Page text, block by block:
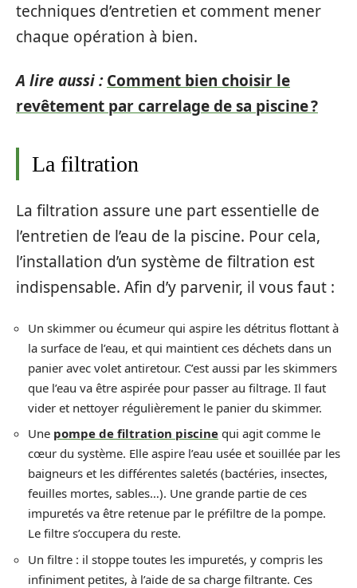
techniques d’entretien et comment mener
chaque opération à bien.
A lire aussi : Comment bien choisir le
revêtement par carrelage de sa piscine ?
La filtration
La filtration assure une part essentielle de
l’entretien de l’eau de la piscine. Pour cela,
l’installation d’un système de filtration est
indispensable. Afin d’y parvenir, il vous faut :
Un skimmer ou écumeur qui aspire les détritus flottant à
la surface de l’eau, et qui maintient ces déchets dans un
panier avec volet antiretour. C’est aussi par les skimmers
que l’eau va être aspirée pour passer au filtrage. Il faut
vider et nettoyer régulièrement le panier du skimmer.
Une pompe de filtration piscine qui agit comme le
cœur du système. Elle aspire l’eau usée et souillée par les
baigneurs et les différentes saletés (bactéries, insectes,
feuilles mortes, sables…). Une grande partie de ces
impuretés va être retenue par le préfiltre de la pompe.
Le filtre s’occupera du reste.
Un filtre : il stoppe toutes les impuretés, y compris les
infiniment petites, à l’aide de sa charge filtrante. Ces